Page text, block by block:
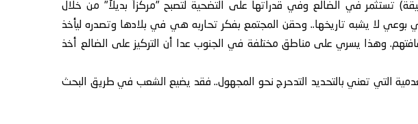
تستثمر في الضالع وفي قدراتها على التضحية لتصبح "مركزاً بديلاً" من خلال
بوعي لا يشبه تاريخها.. وحقن المجتمع بفكر تحاربه هي في بلادها وتصدره ليأخذ
وهذا يسري على مناطق مختلفة في الجنوب عدا أن التركيز على الضالع أخذ
التي تعني بالتحديد التدحرج نحو المجهول.. فقد يضيع الشعب في طريق البحث